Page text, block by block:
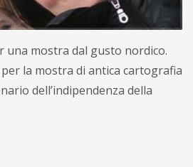
una mostra dal gusto nordico.
la mostra di antica cartografia
dell’indipendenza della